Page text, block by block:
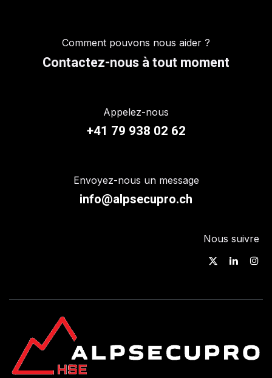
Comment pouvons nous aider ?
Contactez-nous à tout moment
Appelez-nous
+41 79 938 02 62
Envoyez-nous un message
info@alpsecupro.ch
Nous suivre